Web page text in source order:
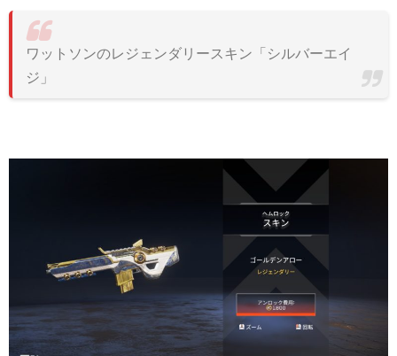
ワットソンのレジェンダリースキン「シルバーエイ
ジ」